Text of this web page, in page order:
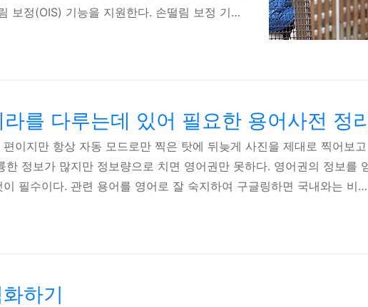
보정(OIS) 기능을 지원한다. 손떨림 보정 기능
이다. 그렇다면 3.5스탑의 의미는 무엇일까?
를 다루는데 있어 필요한 용어사전 정
이지만 항상 자동 모드로만 찍은 탓에 뒤늦게 사진을 제대로 찍어보고
정보가 많지만 정보량으로 치면 영어권만 못하다. 영어권의 정보를
필수이다. 관련 용어를 영어로 잘 숙지하여 구글링하면 국내와는 비교
lens는 국내에서는 단렌즈라고 부르는 렌즈이다. 렌즈의 중심부터 카메
하기